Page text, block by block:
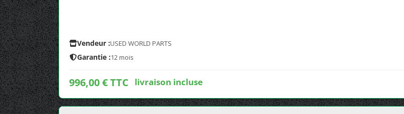
Vendeur :USED WORLD PARTS
Garantie :12 mois
996,00 € TTC livraison incluse